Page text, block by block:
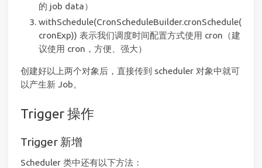
的 job data）
withSchedule(CronScheduleBuilder.cronSchedule(
cronExp)) 表示我们调度时间配置方式使用 cron（建
议使用 cron，方便、强大）
创建好以上两个对象后，直接传到 scheduler 对象中就可
以产生新 Job。
Trigger 操作
Trigger 新增
Scheduler 类中还有以下方法：